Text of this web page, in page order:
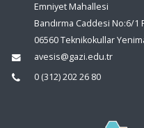
Emniyet Mahallesi
Bandırma Caddesi No:6/1
06560 Teknikokullar
avesis@gazi.edu.tr
0 (312) 202 26 80